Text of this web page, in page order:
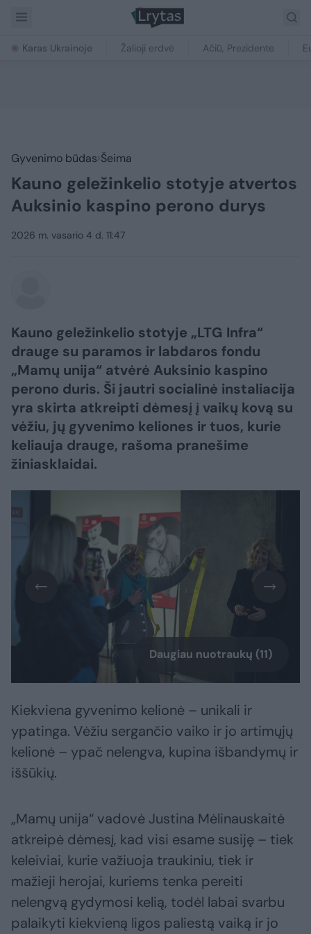
Karas Ukrainoje Žalioji erdvė Ačiū, Prezidente
Gyvenimo būdas Šeima
Kauno geležinkelio stotyje atvertos
Auksinio kaspino perono durys
2026 m. vasario 4 d. 11:47
Kauno geležinkelio stotyje „LTG Infra“
drauge su paramos ir labdaros fondu
„Mamų unija“ atvėrė Auksinio kaspino
perono duris. Ši jautri socialinė instaliacija
yra skirta atkreipti dėmesį į vaikų kovą su
vėžiu, jų gyvenimo keliones ir tuos, kurie
keliauja drauge, rašoma pranešime
žiniasklaidai.
Daugiau nuotraukų (11)
Kiekviena gyvenimo kelionė – unikali ir
ypatinga. Vėžiu sergančio vaiko ir jo artimųjų
kelionė – ypač nelengva, kupina išbandymų ir
iššūkių.
„Mamų unija“ vadovė Justina Mėlinauskaitė
atkreipė dėmesį, kad visi esame susiję – tiek
keleiviai, kurie važiuoja traukiniu, tiek ir
mažieji herojai, kuriems tenka pereiti
nelengvą gydymosi kelią, todėl labai svarbu
palaikyti kiekvieną ligos paliestą vaiką ir jo